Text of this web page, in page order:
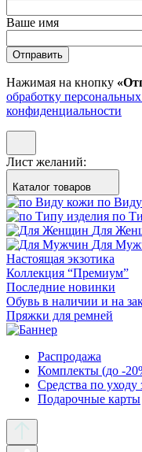
Ваше имя
Отправить
Нажимая на кнопку
обработку
конфиденциальности
Лист желаний:
Каталог товаров
по
по
Для
Для
Настоящая экзотика
Коллекция “Премиум”
Последние новинки
Обувь в наличии и на
Пряжки для ремней
Распродажа
Комплекты (до -
Средства по уходу
Подарочные карты